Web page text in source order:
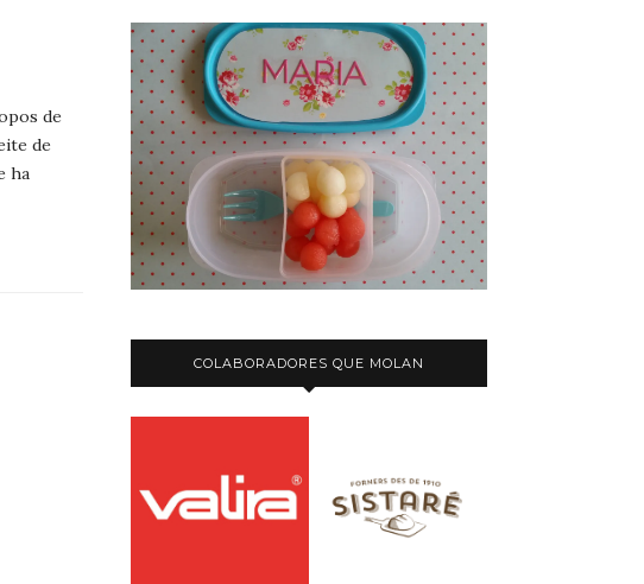
de
de
ha
COLABORADORES QUE MOLAN